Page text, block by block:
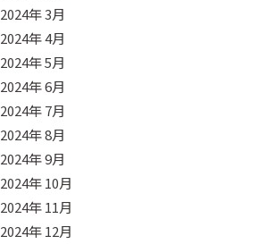
2024年 3月
2024年 4月
2024年 5月
2024年 6月
2024年 7月
2024年 8月
2024年 9月
2024年 10月
2024年 11月
2024年 12月